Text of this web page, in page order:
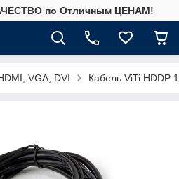
по Отличным ЦЕНАМ!
VGA, DVI Кабель ViTi HDDP